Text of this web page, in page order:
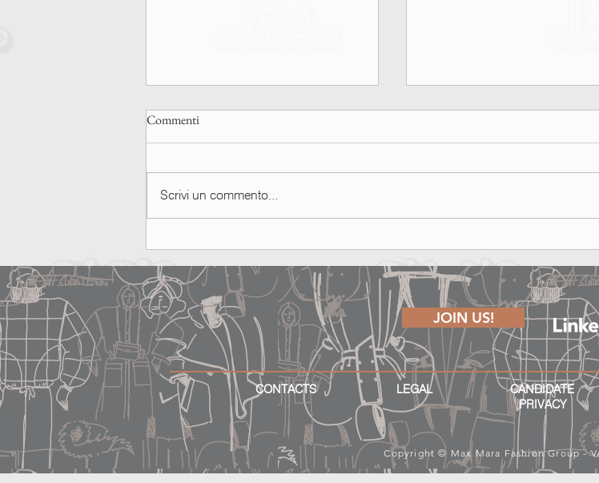
Attraverso i diluvi
Manchester Metropolitan
University aim to improve
diversity in fashion
Commenti
Scrivi un commento...
JOIN US!
CONTACTS LEGAL
CANDIDATE
PRIVACY
Copyright © Max Mara Fashion Group -